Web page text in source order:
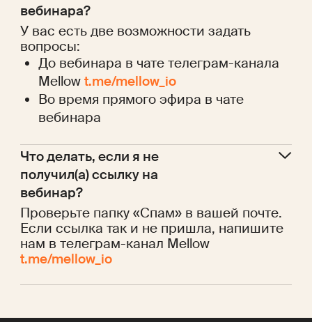
вебинара?
У вас есть две возможности задать
вопросы:
До вебинара в чате телеграм-канала
Mellowt.me/mellow_io
Во время прямого эфира в чате
вебинара
Что делать, если я не
получил(а) ссылку на
вебинар?
Проверьте папку «Спам» в вашей почте.
Если ссылка так и не пришла, напишите
нам в телеграм-канал Mellow
t.me/mellow_io